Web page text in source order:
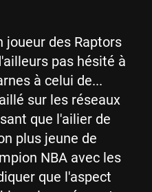
joueur des Raptors
pas hésité à
à celui de...
sur les réseaux
que l'ailier de
plus jeune de
NBA avec les
que l'aspect